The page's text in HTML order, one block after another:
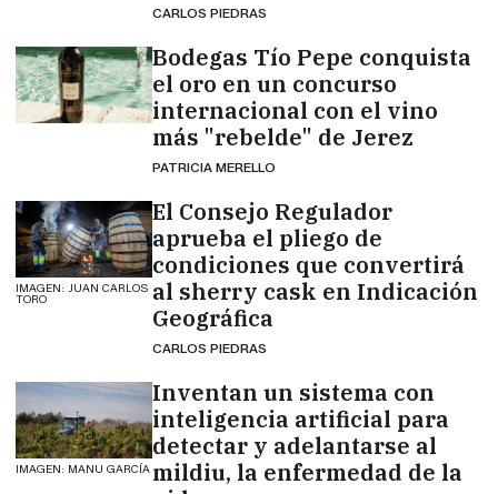
CARLOS PIEDRAS
Bodegas Tío Pepe conquista
el oro en un concurso
internacional con el vino
más "rebelde" de Jerez
PATRICIA MERELLO
IMAGEN: JUAN CARLOS
TORO
El Consejo Regulador
aprueba el pliego de
condiciones que convertirá
al sherry cask en Indicación
Geográfica
CARLOS PIEDRAS
IMAGEN: MANU GARCÍA
Inventan un sistema con
inteligencia artificial para
detectar y adelantarse al
mildiu, la enfermedad de la